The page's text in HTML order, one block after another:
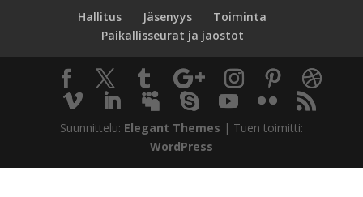
Hallitus Jäsenyys
Toiminta
Paikallisseurat ja jaostot
Suunnittelu: Elegant Themes | Tuen toimitti:
WordPress